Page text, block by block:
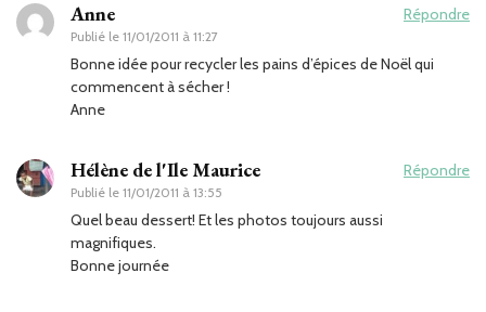
Anne
Publié le 11/01/2011 à 11:27
Répondre
Bonne idée pour recycler les pains d’épices de Noël qui
commencent à sécher !
Anne
Hélène de l'Ile Maurice
Publié le 11/01/2011 à 13:55
Répondre
Quel beau dessert! Et les photos toujours aussi
magnifiques.
Bonne journée